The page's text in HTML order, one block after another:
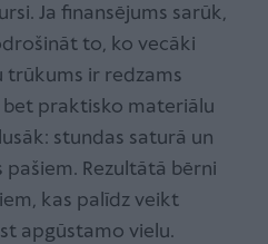
Ja finansējums sarūk,
to, ko vecāki
trūkums ir redzams
bet praktisko materiālu
stundas saturā un
Rezultātā bērni
kas palīdz veikt
apgūstamo vielu.